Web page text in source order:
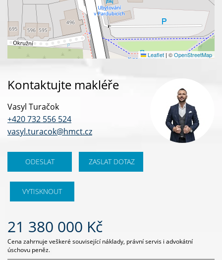
Leaflet |©OpenStreetMap
Kontaktujte makléře
Vasyl Turačok
+420 732 556 524
vasyl.turacok@hmct.cz
ODESLAT ZASLAT DOTAZ
VYTISKNOUT
21 380 000 Kč
Cena zahrnuje veškeré související náklady, právní servis i advokátní
úschovu peněz.